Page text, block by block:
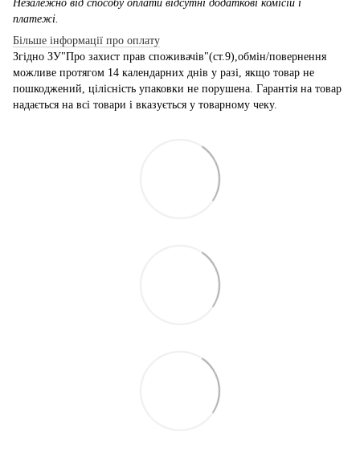
Незалежно від способу оплати відсутні додаткові комісій і
платежі.
Більше інформації про оплату
Згідно ЗУ"Про захист прав споживачів"(ст.9),обмін/повернення
можливе протягом 14 календарних днів у разі, якщо товар не
пошкоджений, цілісність упаковки не порушена. Гарантія на товар
надається на всі товари і вказується у товарному чеку.